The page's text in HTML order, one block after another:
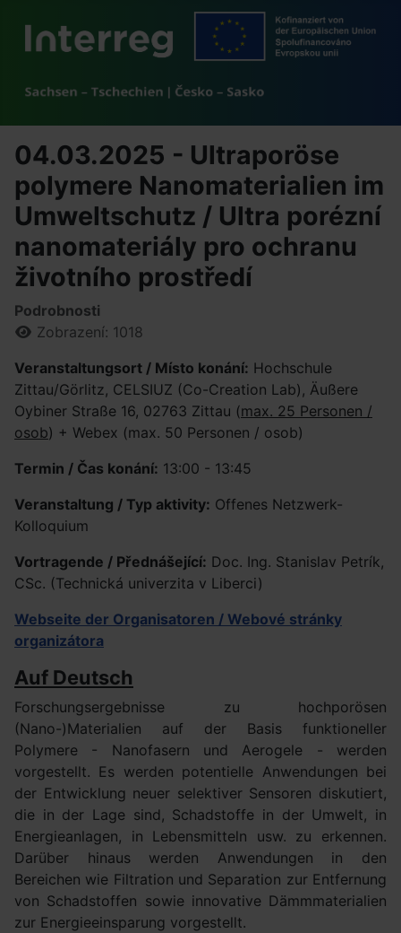
04.03.2025 - Ultraporöse
polymere Nanomaterialien im
Umweltschutz / Ultra porézní
nanomateriály pro ochranu
životního prostředí
Podrobnosti
Zobrazení: 1018
Veranstaltungsort / Místo konání: Hochschule
Zittau/Görlitz, CELSIUZ (Co-Creation Lab), Äußere
Oybiner Straße 16, 02763 Zittau (max. 25 Personen /
osob) + Webex (max. 50 Personen / osob)
Termin / Čas konání: 13:00 - 13:45
Veranstaltung / Typ aktivity: Offenes Netzwerk-
Kolloquium
Vortragende / Přednášející: Doc. Ing. Stanislav Petrík,
CSc. (Technická univerzita v Liberci)
Webseite der Organisatoren / Webové stránky
organizátora
Auf Deutsch
Forschungsergebnisse zu hochporösen
(Nano-)Materialien auf der Basis funktioneller
Polymere - Nanofasern und Aerogele - werden
vorgestellt. Es werden potentielle Anwendungen bei
der Entwicklung neuer selektiver Sensoren diskutiert,
die in der Lage sind, Schadstoffe in der Umwelt, in
Energieanlagen, in Lebensmitteln usw. zu erkennen.
Darüber hinaus werden Anwendungen in den
Bereichen wie Filtration und Separation zur Entfernung
von Schadstoffen sowie innovative Dämmmaterialien
zur Energieeinsparung vorgestellt.